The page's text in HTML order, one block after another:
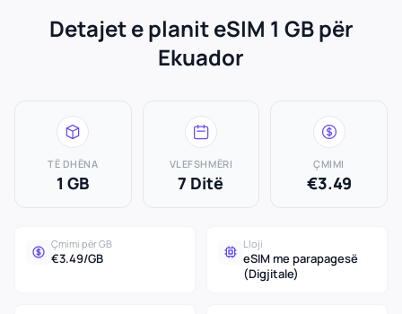
Detajet e planit eSIM 1 GB për
Ekuador
TË DHËNA
1 GB
VLEFSHMËRI
7 Ditë
ÇMIMI
€3.49
Çmimi për GB
€3.49/GB
Lloji
eSIM me parapagesë
(Digjitale)